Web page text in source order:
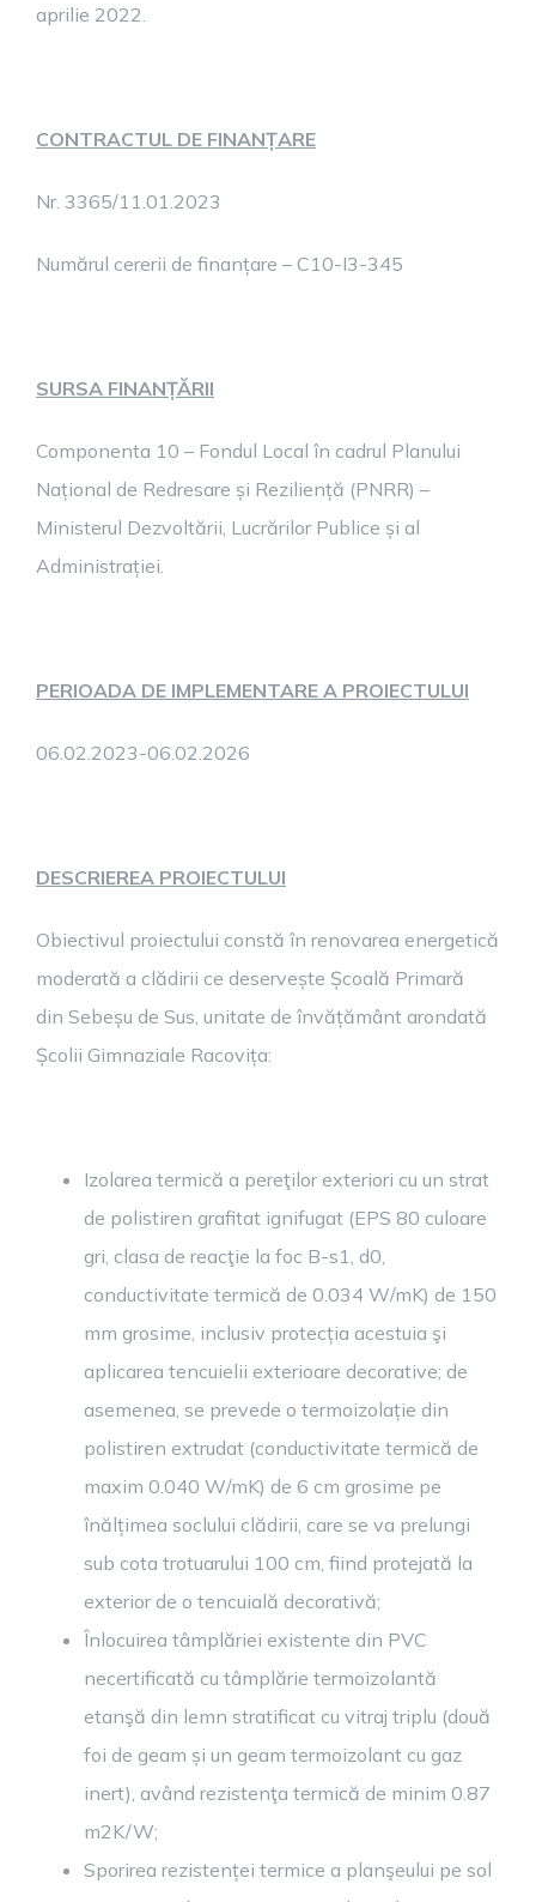
aprilie 2022.
CONTRACTUL DE FINANȚARE
Nr. 3365/11.01.2023
Numărul cererii de finanțare – C10-I3-345
SURSA FINANȚĂRII
Componenta 10 – Fondul Local în cadrul Planului
Național de Redresare și Reziliență (PNRR) –
Ministerul Dezvoltării, Lucrărilor Publice și al
Administrației.
PERIOADA DE IMPLEMENTARE A PROIECTULUI
06.02.2023-06.02.2026
DESCRIEREA PROIECTULUI
Obiectivul proiectului constă în renovarea energetică
moderată a clădirii ce deservește Școală Primară
din Sebeșu de Sus, unitate de învățământ arondată
Școlii Gimnaziale Racovița:
Izolarea termică a pereţilor exteriori cu un strat
de polistiren grafitat ignifugat (EPS 80 culoare
gri, clasa de reacţie la foc B-s1, d0,
conductivitate termică de 0.034 W/mK) de 150
mm grosime, inclusiv protecția acestuia şi
aplicarea tencuielii exterioare decorative; de
asemenea, se prevede o termoizolație din
polistiren extrudat (conductivitate termică de
maxim 0.040 W/mK) de 6 cm grosime pe
înălțimea soclului clădirii, care se va prelungi
sub cota trotuarului 100 cm, fiind protejată la
exterior de o tencuială decorativă;
Înlocuirea tâmplăriei existente din PVC
necertificată cu tâmplărie termoizolantă
etanşă din lemn stratificat cu vitraj triplu (două
foi de geam și un geam termoizolant cu gaz
inert), având rezistenţa termică de minim 0.87
m2K/W;
Sporirea rezistenței termice a planşeului pe sol